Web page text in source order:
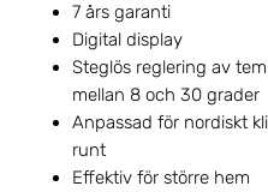
7 års garanti
Digital display
Steglös reglering av
mellan 8 och 30 grader
Anpassad för nordiskt
runt
Effektiv för större hem